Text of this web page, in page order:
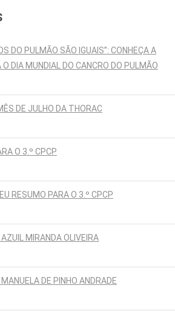
DO PULMÃO SÃO IGUAIS”: CONHEÇA A
DIA MUNDIAL DO CANCRO DO PULMÃO
DE JULHO DA THORAC
O 3.º CPCP
RESUMO PARA O 3.º CPCP
MIRANDA OLIVEIRA
DE PINHO ANDRADE